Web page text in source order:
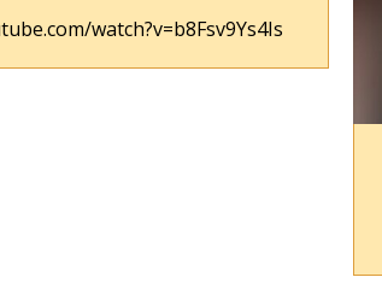
watch?v=b8Fsv9Ys4Is